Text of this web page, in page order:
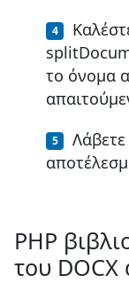
το όνομα
PHP
του DOCX